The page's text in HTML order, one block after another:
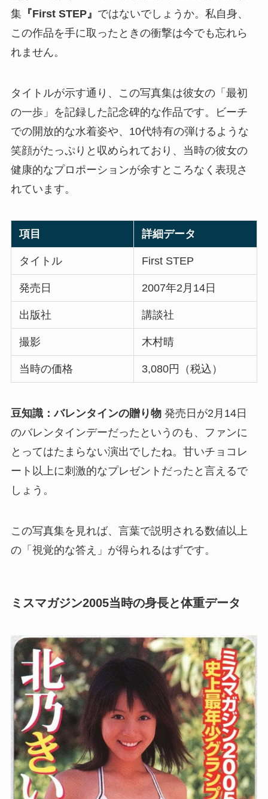
集『First STEP』 ではないでしょうか。私自身、
この作品を手に取ったときの衝撃は今でも忘れら
れません。
タイトルが示す通り、この写真集は彼女の「最初
の一歩」を記録した記念碑的な作品です。ビーチ
での開放的な水着姿や、10代特有の弾けるような
笑顔がたっぷりと収められており、当時の彼女の
健康的なプロポーションが余すところなく表現さ
れています。
項目 詳細データ
タイトル First STEP
発売日 2007年2月14日
出版社 講談社
撮影 木村晴
当時の価格 3,080円（税込）
豆知識：バレンタインの贈り物発売日が2月14日
のバレンタインデーだったというのも、ファンに
とってはたまらない演出でしたね。甘いチョコレ
ート以上に刺激的なプレゼントだったと言えるで
しょう。
この写真集を見れば、言葉で説明される数値以上
の「視覚的な答え」が得られるはずです。
ミスマガジン2005当時の身長と体重データ